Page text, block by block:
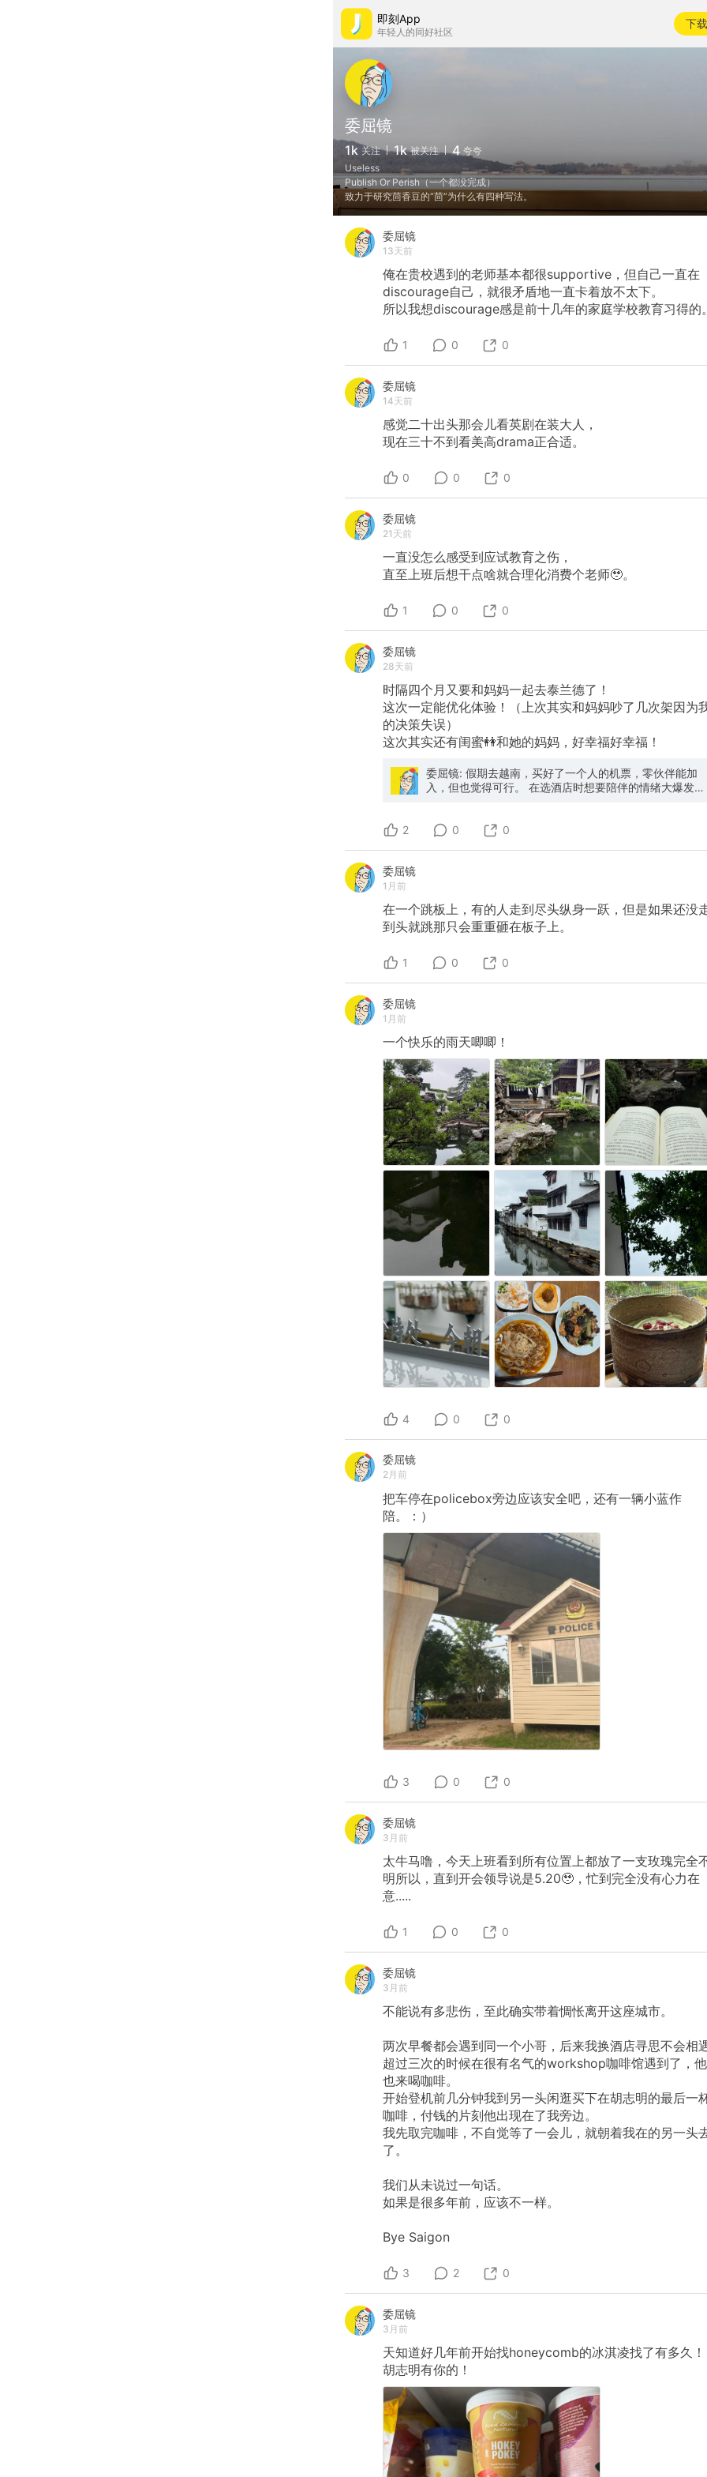
即刻App
年轻人的同好社区
下载
委屈镜
1k 关注 1k 被关注 4 夸夸
Useless
Publish Or Perish（一个都没完成）
致力于研究茴香豆的“茴”为什么有四种写法。
委屈镜
13天前
俺在贵校遇到的老师基本都很supportive，但自己一直在
discourage自己，就很矛盾地一直卡着放不太下。
所以我想discourage感是前十几年的家庭学校教育习得的
1 0 0
委屈镜
14天前
感觉二十出头那会儿看英剧在装大人，
现在三十不到看美高drama正合适。
0 0 0
委屈镜
21天前
一直没怎么感受到应试教育之伤，
直至上班后想干点啥就合理化消费个老师🥹。
1 0 0
委屈镜
28天前
时隔四个月又要和妈妈一起去泰兰德了！
这次一定能优化体验！（上次其实和妈妈吵了几次架因为
的决策失误）
这次其实还有闺蜜👭和她的妈妈，好幸福好幸福！
委屈镜: 假期去越南，买好了一个人的机票，零伙伴能加
入，但也觉得可行。 在选酒店时想要陪伴的情绪大爆发，
玩了，想到她实际已经退休，想到她上个月工资微薄，洗
2 0 0
委屈镜
1月前
在一个跳板上，有的人走到尽头纵身一跃，但是如果还没
到头就跳那只会重重砸在板子上。
1 0 0
委屈镜
1月前
一个快乐的雨天唧唧！
4 0 0
委屈镜
2月前
把车停在policebox旁边应该安全吧，还有一辆小蓝作
陪。：）
3 0 0
委屈镜
3月前
太牛马噜，今天上班看到所有位置上都放了一支玫瑰完全
明所以，直到开会领导说是5.20🥹，忙到完全没有心力在
意.....
1 0 0
委屈镜
3月前
不能说有多悲伤，至此确实带着惆怅离开这座城市。
两次早餐都会遇到同一个小哥，后来我换酒店寻思不会相
超过三次的时候在很有名气的workshop咖啡馆遇到了，他
也来喝咖啡。
开始登机前几分钟我到另一头闲逛买下在胡志明的最后一
咖啡，付钱的片刻他出现在了我旁边。
我先取完咖啡，不自觉等了一会儿，就朝着我在的另一头
了。
我们从未说过一句话。
如果是很多年前，应该不一样。
Bye Saigon
3 2 0
委屈镜
3月前
天知道好几年前开始找honeycomb的冰淇凌找了有多久！
胡志明有你的！